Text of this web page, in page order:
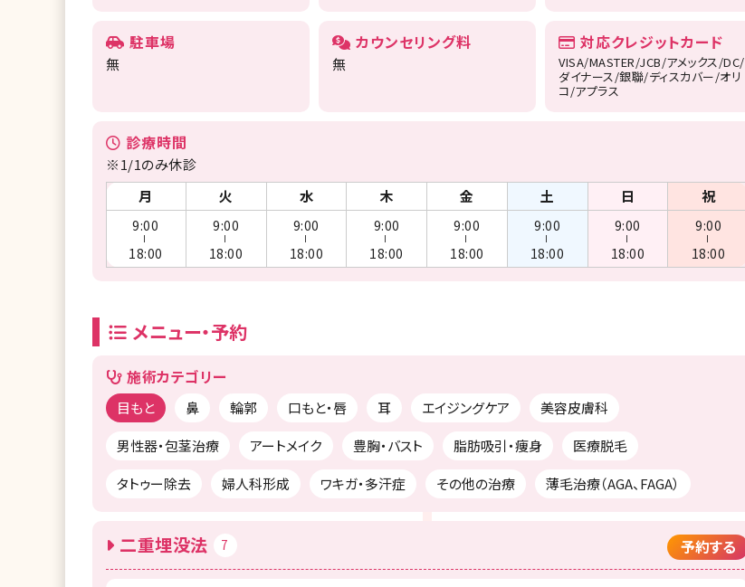
駐車場
無
カウンセリング料
無
対応クレジットカード
VISA/MASTER/JCB/アメックス/DC/
ダイナース/銀聯/ディスカバー/オリ
コ/アプラス
診療時間
※1/1のみ休診
月
火 水 木 金 土 日 祝
9:00
18:00
9:00
18:00
9:00
18:00
9:00
18:00
9:00
18:00
9:00
18:00
9:00
18:00
9:00
18:00
メニュー・予約
施術カテゴリー
目もと 鼻 輪郭 口もと・唇 耳 エイジングケア
美容皮膚科
男性器・包茎治療
アートメイク 豊胸・バスト 脂肪吸引・痩身
医療脱毛
タトゥー除去
婦人科形成 ワキガ・多汗症 その他の治療 薄毛治療（AGA、FAGA）
二重埋没法 7 予約する